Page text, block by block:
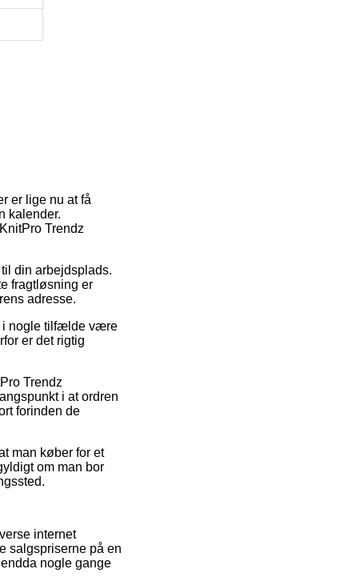
er lige nu at få
kalender.
Trendz
din arbejdsplads.
fragtløsning er
adresse.
i nogle tilfælde være
er det rigtig
Trendz
i at ordren
forinden de
man køber for et
om man bor
internet
salgspriserne på en
nogle gange